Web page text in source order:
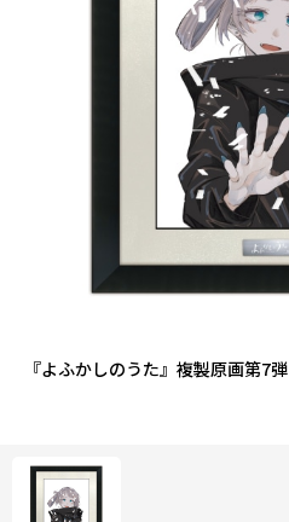
『よふかしのうた』複製原画第7弾